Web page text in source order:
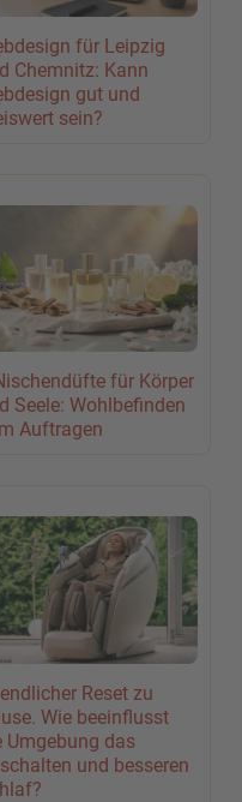
für Leipzig
Chemnitz: Kann
gut und
sein?
für Körper
Seele: Wohlbefinden
Auftragen
Reset zu
Wie beeinflusst
Umgebung das
und besseren